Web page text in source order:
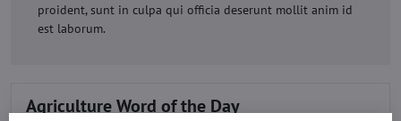
proident, sunt in culpa qui officia deserunt mollit anim id
est laborum.
Agriculture Word of the Day